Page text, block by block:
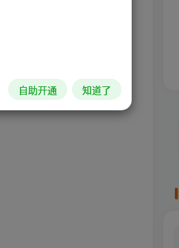
自助开通 知道了